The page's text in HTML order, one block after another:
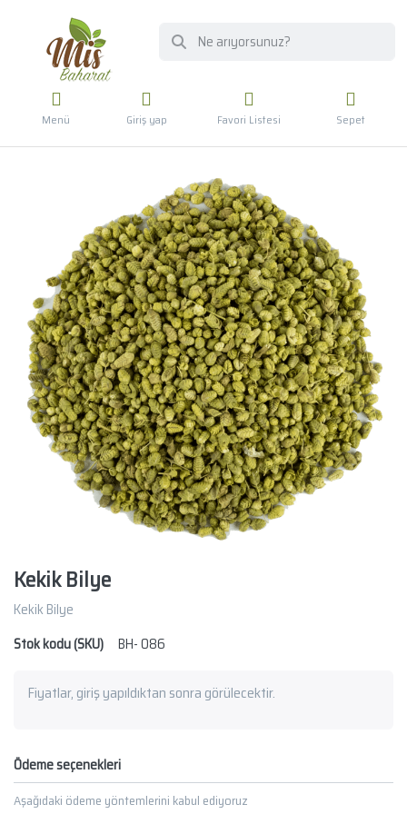
Menü Giriş yap Favori Listesi Sepet
Kekik Bilye
Kekik Bilye
Stok kodu (SKU)
BH- 086
Fiyatlar, giriş yapıldıktan sonra görülecektir.
Ödeme seçenekleri
Aşağıdaki ödeme yöntemlerini kabul ediyoruz